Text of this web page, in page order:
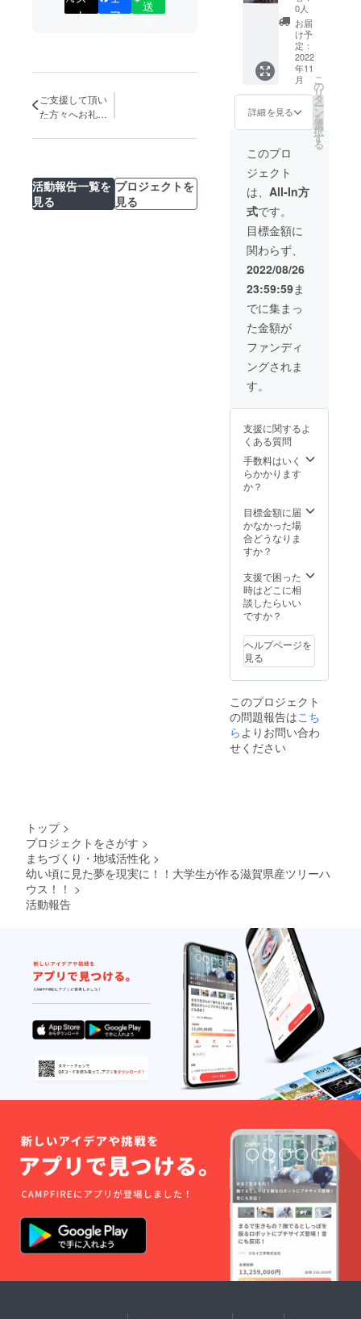
ト
ア
送
ご支援して頂い
た方々へお礼の
活動報告一覧を
見る
プロジェクトを
見る
ネーム
でも会
社名で
も構い
ませ
ん！
am・団
体
Twitter
にてご
協力者
様のお
名前を
掲載い
たしま
希望の
考欄に
お名前
のご記
入お願
い致し
ます。
ニック
ネーム
社名で
も構い
ませ
ん！ ※T-
シャツ
のサイ
ズもお
PC・タ
ブレッ
ト端末
でご視
聴くだ
さい。
（無許
可での
動画の
ご遠慮
くださ
い。）
※SNS掲
載と
は、団
体HP・
団体
Instagr
am・団
体
Twitter
にてご
協力者
様のお
名前を
掲載い
たしま
希望の
考欄に
お名前
のご記
入お願
す。
ニック
ネーム
も構い
ませ
ん！ ※
トレー
サイズ
もお選
びくだ
さい
載＋ツ
リーハ
ウスに
設置す
る看板
にお名
前を入
れさせ
ていた
だきま
す ※お
礼動画
とは…
mp4形
式の動
画を
メール
にて送
付させ
ていた
だきま
す。お
持ちの
PC・タ
ブレッ
ト端末
でご視
聴くだ
さい。
動画の
複製は
ご遠慮
くださ
い。）
※SNS掲
は、団
体HP・
団体
Instagr
体
Twitter
にてご
協力者
名前を
掲載い
たしま
す。
看板に
掲載を
ご希望
の方
は、備
ネーム
でも会
ん！
（写真
はイ
メージ
です。
前回は
写真の
看板を
設置し
まし
た！！
0人
お届
け予
定：
2022
年11
月
詳細を見る
こ
の
リ
タ
ー
ン
を
選
択
す
る
このプロ
ジェクト
は、 All-In方
式です。
目標金額に
関わらず、
2022/08/26
23:59:59ま
でに集まっ
た金額が
ファンディ
ングされま
す。
支援に関するよ
くある質問
手数料はいく
らかかります
か？
目標金額に届
かなかった場
合どうなりま
すか？
支援で困った
時はどこに相
談したらいい
ですか？
ヘルプページを
見る
このプロジェクト
の問題報告はこち
ら よりお問い合わ
せください
トップ >
プロジェクトをさがす >
まちづくり・地域活性化 >
幼い頃に見た夢を現実に！！大学生が作る滋賀県産ツリーハ
ウス！！ >
活動報告